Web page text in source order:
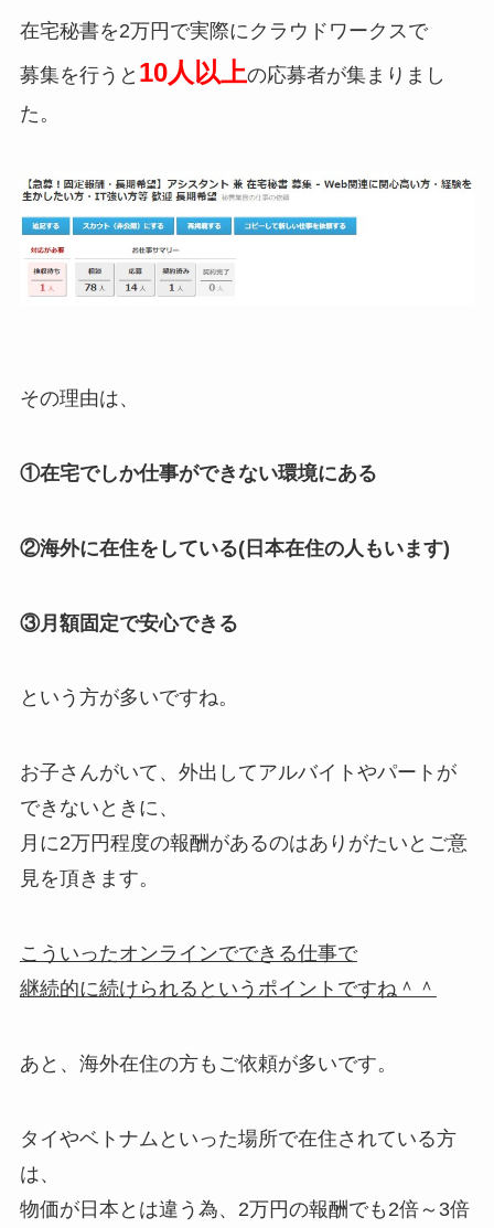
在宅秘書を2万円で実際にクラウドワークスで
募集を行うと 10人以上の応募者が集まりまし
た。
その理由は、
①在宅でしか仕事ができない環境にある
②海外に在住をしている(日本在住の人もいます)
③月額固定で安心できる
という方が多いですね。
お子さんがいて、外出してアルバイトやパートが
できないときに、
月に2万円程度の報酬があるのはありがたいとご意
見を頂きます。
こういったオンラインでできる仕事で
継続的に続けられるというポイントですね＾＾
あと、海外在住の方もご依頼が多いです。
タイやベトナムといった場所で在住されている方
は、
物価が日本とは違う為、2万円の報酬でも2倍～3倍